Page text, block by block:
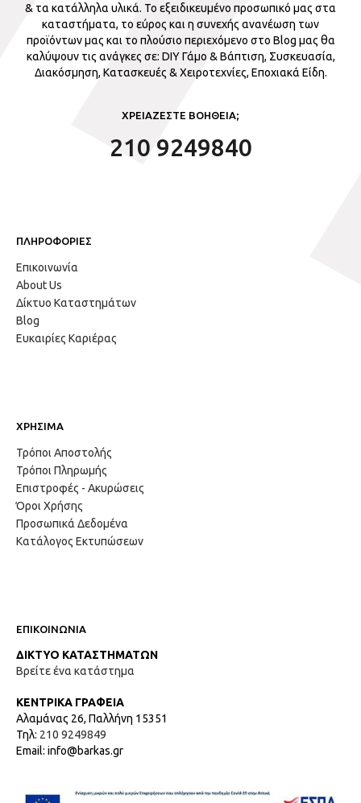
& τα κατάλληλα υλικά. Το εξειδικευμένο προσωπικό μας στα
καταστήματα, το εύρος και η συνεχής ανανέωση των
προϊόντων μας και το πλούσιο περιεχόμενο στο Blog μας θα
καλύψουν τις ανάγκες σε: DIY Γάμο & Βάπτιση, Συσκευασία,
Διακόσμηση, Κατασκευές & Χειροτεχνίες, Εποχιακά Είδη.
ΧΡΕΙΑΖΕΣΤΕ ΒΟΗΘΕΙΑ;
210 9249840
ΠΛΗΡΟΦΟΡΙΕΣ
Επικοινωνία
About Us
Δίκτυο Καταστημάτων
Blog
Ευκαιρίες Καριέρας
ΧΡΗΣΙΜΑ
Τρόποι Αποστολής
Τρόποι Πληρωμής
Επιστροφές - Ακυρώσεις
Όροι Χρήσης
Προσωπικά Δεδομένα
Κατάλογος Εκτυπώσεων
ΕΠΙΚΟΙΝΩΝΙΑ
ΔΙΚΤΥΟ ΚΑΤΑΣΤΗΜΑΤΩΝ
Βρείτε ένα κατάστημα
ΚΕΝΤΡΙΚΑ ΓΡΑΦΕΙΑ
Αλαμάνας 26, Παλλήνη 15351
Τηλ: 210 9249849
Email: info@barkas.gr